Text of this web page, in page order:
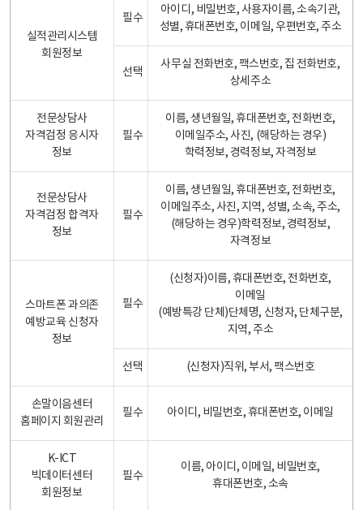
실적관리시스템
회원정보
필수
아이디, 비밀번호, 사용자이름, 소속기관,
성별, 휴대폰번호, 이메일, 우편번호, 주소
선택
사무실 전화번호, 팩스번호, 집 전화번호,
상세주소
전문상담사
자격검정 응시자
정보
필수
이름, 생년월일, 휴대폰번호, 전화번호,
이메일주소, 사진, (해당하는 경우)
학력정보, 경력정보, 자격정보
전문상담사
자격검정 합격자
정보
필수
이름, 생년월일, 휴대폰번호, 전화번호,
이메일주소, 사진, 지역, 성별, 소속, 주소,
(해당하는 경우)학력정보, 경력정보,
자격정보
스마트폰 과의존
예방교육 신청자
정보
필수
(신청자)이름, 휴대폰번호, 전화번호,
이메일
(예방특강 단체)단체명, 신청자, 단체구분,
지역, 주소
선택 (신청자)직위, 부서, 팩스번호
손말이음센터
홈페이지 회원관리
필수 아이디, 비밀번호, 휴대폰번호, 이메일
K-ICT
빅데이터센터
회원정보
필수
이름, 아이디, 이메일, 비밀번호,
휴대폰번호, 소속